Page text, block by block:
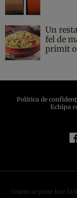
Un
fel de
primit
Politica de
Echipa
Citarea se poate face în